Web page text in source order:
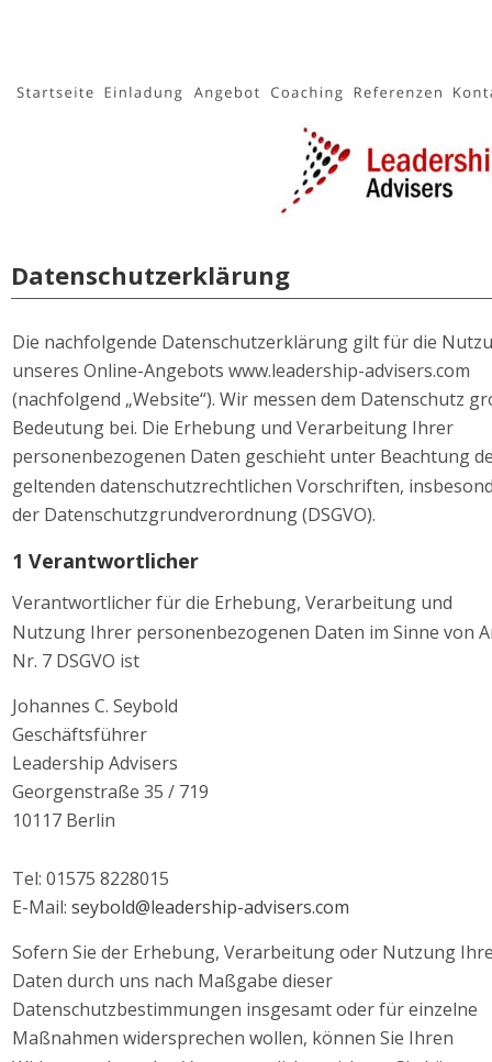
Datenschutzerklärung
Die nachfolgende Datenschutzerklärung gilt für die
unseres Online-Angebots www.leadership-advisers.com
(nachfolgend „Website“). Wir messen dem Datenschutz
Bedeutung bei. Die Erhebung und Verarbeitung Ihrer
personenbezogenen Daten geschieht unter Beachtung
geltenden datenschutzrechtlichen Vorschriften,
der Datenschutzgrundverordnung (DSGVO).
1 Verantwortlicher
Verantwortlicher für die Erhebung, Verarbeitung und
Nutzung Ihrer personenbezogenen Daten im Sinne von
Nr. 7 DSGVO ist
Johannes C. Seybold
Geschäftsführer
Leadership Advisers
Georgenstraße 35 / 719
10117 Berlin
Tel: 01575 8228015
E-Mail: seybold@leadership-advisers.com
Sofern Sie der Erhebung, Verarbeitung oder Nutzung
Daten durch uns nach Maßgabe dieser
Datenschutzbestimmungen insgesamt oder für einzelne
Maßnahmen widersprechen wollen, können Sie Ihren